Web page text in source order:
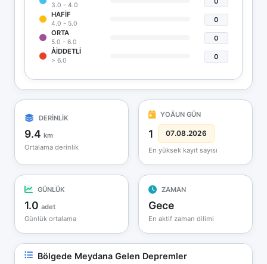
3.0 - 4.0
HAFIF
4.0 - 5.0
0
ORTA
5.0 - 6.0
0
ÅIDDETLI
> 6.0
0
DERİNLİK
9.4 km
Ortalama derinlik
YOÄUN GÜN
1 07.08.2026
En yüksek kayıt sayısı
GÜNLÜK
1.0 adet
Günlük ortalama
ZAMAN
Gece
En aktif zaman dilimi
Bölgede Meydana Gelen Depremler